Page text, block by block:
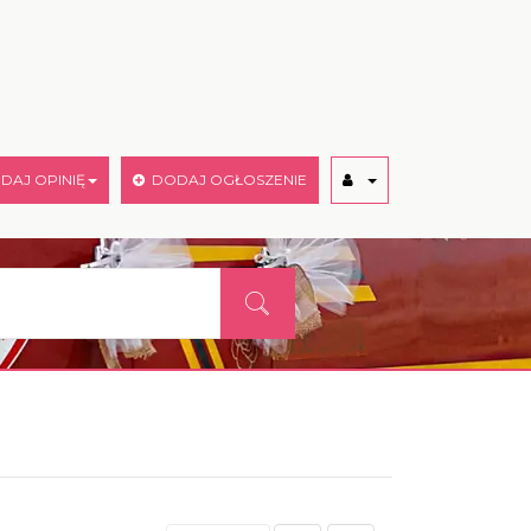
OPINIĘ DODAJ OGŁOSZENIE